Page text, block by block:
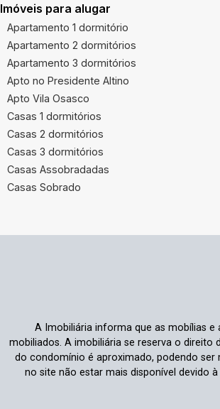
Imóveis para alugar
Apartamento 1 dormitório
Apartamento 2 dormitórios
Apartamento 3 dormitórios
Apto no Presidente Altino
Apto Vila Osasco
Casas 1 dormitórios
Casas 2 dormitórios
Casas 3 dormitórios
Casas Assobradadas
Casas Sobrado
A Imobiliária informa que as mobílias
mobiliados. A imobiliária se reserva o direito
do condomínio é aproximado, podendo
no site não estar mais disponível devido